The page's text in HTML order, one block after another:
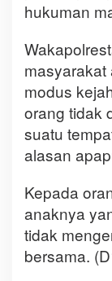
hukuman
masyarakat
modus
orang tidak
suatu
alasan
Kepada
anaknya
tidak
bersama.